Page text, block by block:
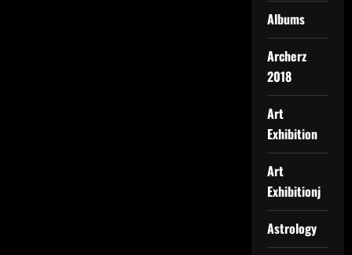
Albums
Archerz
2018
Art
Exhibition
Art
Exhibitionj
Astrology